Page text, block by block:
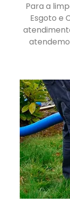
Para a
Esgoto e